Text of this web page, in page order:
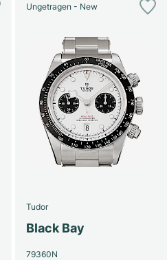
Ungetragen - New
Tudor
Black Bay
79360N